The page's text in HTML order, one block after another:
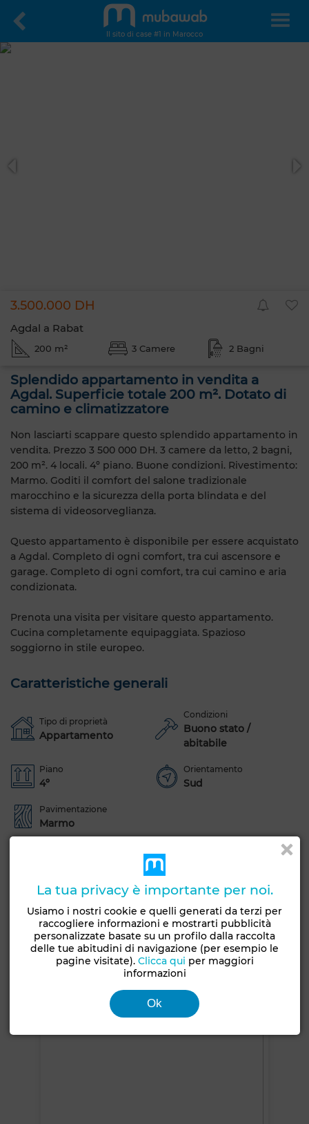
Il sito di case #1 in Marocco
3.500.000 DH
Agdal a Rabat
200 m² 3 Camere 2 Bagni
Splendido appartamento in vendita a
Agdal. Superficie totale 200 m². Dotato di
camino e climatizzatore
Non lasciarti scappare questo splendido appartamento in
vendita. Prezzo 3 500 000 DH. 3 camere da letto, 2 bagni,
200 m². 4 locali. 4º piano. Buone condizioni. Rivestimento:
Marmo. Goditi il comfort del salone tradizionale
marocchino e la sicurezza della porta blindata e del
sistema di videosorveglianza.
Questo appartamento è disponibile per essere acquistato
a Agdal. Completo di ogni comfort, tra cui ascensore e
garage. Completo di ogni comfort, tra cui camino e aria
condizionata.
Prenota una visita per visitare questo appartamento.
Cucina completamente equipaggiata. Spazioso
soggiorno in stile europeo.
Caratteristiche generali
Tipo di proprietà
Appartamento
Condizioni
Buono stato /
abitabile
Piano
4º
Orientamento
Sud
Pavimentazione
Marmo
Camino
Sistema di allarme Porta rinforzata
Cucina attrezzata
Vedi altre foto
La tua privacy è importante per noi.
Usiamo i nostri cookie e quelli generati da terzi per
raccogliere informazioni e mostrarti pubblicità
personalizzate basate su un profilo dalla raccolta
delle tue abitudini di navigazione (per esempio le
pagine visitate). Clicca qui per maggiori
informazioni
Ok